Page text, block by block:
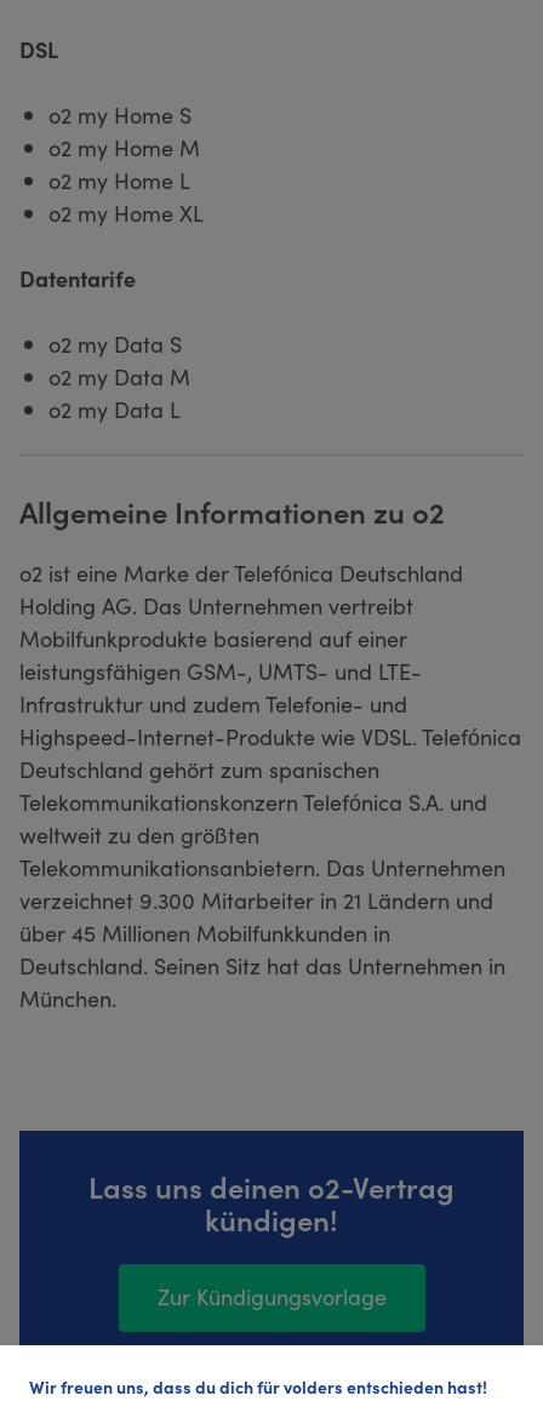
DSL
o2 my Home S
o2 my Home M
o2 my Home L
o2 my Home XL
Datentarife
o2 my Data S
o2 my Data M
o2 my Data L
Allgemeine Informationen zu o2
o2 ist eine Marke der Telefónica Deutschland
Holding AG. Das Unternehmen vertreibt
Mobilfunkprodukte basierend auf einer
leistungsfähigen GSM-, UMTS- und LTE-
Infrastruktur und zudem Telefonie- und
Highspeed-Internet-Produkte wie VDSL. Telefónica
Deutschland gehört zum spanischen
Telekommunikationskonzern Telefónica S.A. und
weltweit zu den größten
Telekommunikationsanbietern. Das Unternehmen
verzeichnet 9.300 Mitarbeiter in 21 Ländern und
über 45 Millionen Mobilfunkkunden in
Deutschland. Seinen Sitz hat das Unternehmen in
München.
Lass uns deinen o2-Vertrag
kündigen!
Zur Kündigungsvorlage
Wir freuen uns, dass du dich für volders entschieden hast!